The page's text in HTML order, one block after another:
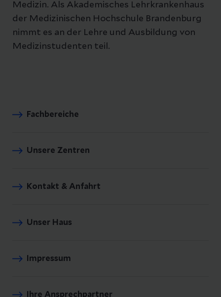
Medizin. Als Akademisches Lehrkrankenhaus
der Medizinischen Hochschule Brandenburg
nimmt es an der Lehre und Ausbildung von
Medizinstudenten teil.
Fachbereiche
Unsere Zentren
Kontakt & Anfahrt
Unser Haus
Impressum
Ihre Ansprechpartner